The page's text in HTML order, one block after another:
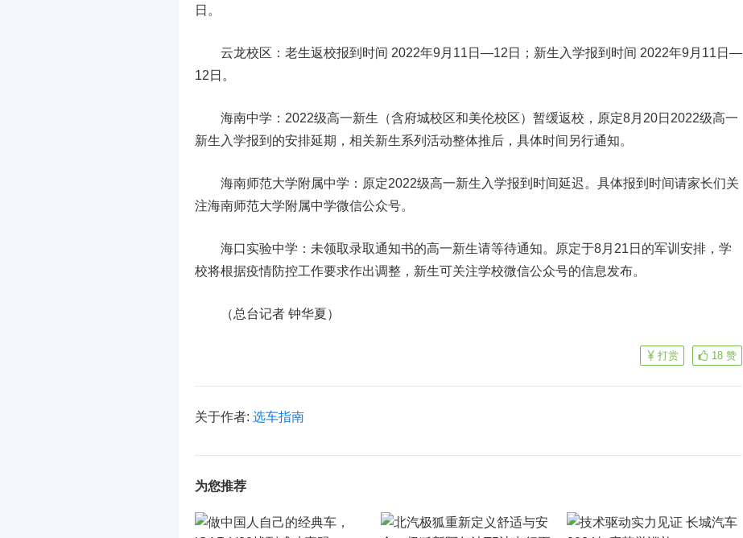
日。
云龙校区： 老生返校报到时间 2022年9月11日—12日；新生入学报到时间 2022年9月11日—
12日。
海南中学： 2022级高一新生（含府城校区和美伦校区）暂缓返校，原定8月20日2022级高一
新生入学报到的安排延期，相关新生系列活动整体推后，具体时间另行通知。
海南师范大学附属中学： 原定2022级高一新生入学报到时间延迟。具体报到时间请家长们关
注海南师范大学附属中学微信公众号。
海口实验中学： 未领取录取通知书的高一新生请等待通知。原定于8月21日的军训安排，学
校将根据疫情防控工作要求作出调整，新生可关注学校微信公众号的信息发布。
（总台记者 钟华夏）
18 赞
打赏
关于作者: 选车指南
为您推荐